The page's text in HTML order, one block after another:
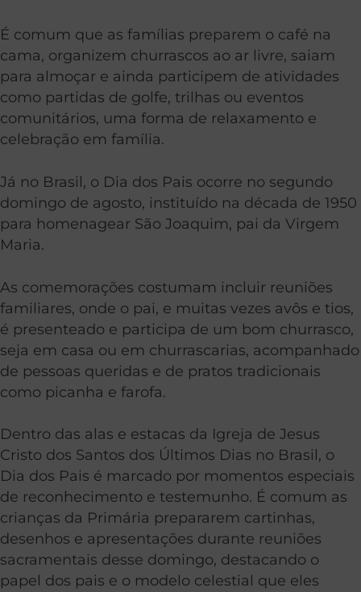
É comum que as famílias preparem o café na
cama, organizem churrascos ao ar livre, saiam
para almoçar e ainda participem de atividades
como partidas de golfe, trilhas ou eventos
comunitários, uma forma de relaxamento e
celebração em família.
Já no Brasil, o Dia dos Pais ocorre no segundo
domingo de agosto, instituído na década de 1950
para homenagear São Joaquim, pai da Virgem
Maria.
As comemorações costumam incluir reuniões
familiares, onde o pai, e muitas vezes avôs e tios,
é presenteado e participa de um bom churrasco,
seja em casa ou em churrascarias, acompanhado
de pessoas queridas e de pratos tradicionais
como picanha e farofa.
Dentro das alas e estacas da Igreja de Jesus
Cristo dos Santos dos Últimos Dias no Brasil, o
Dia dos Pais é marcado por momentos especiais
de reconhecimento e testemunho. É comum as
crianças da Primária prepararem cartinhas,
desenhos e apresentações durante reuniões
sacramentais desse domingo, destacando o
papel dos pais e o modelo celestial que eles